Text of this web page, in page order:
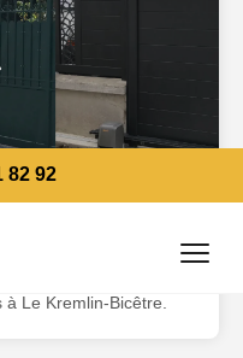
82 92
Le Kremlin-Bicêtre.